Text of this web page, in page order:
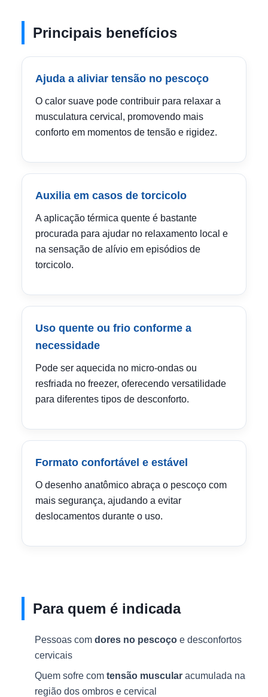
Principais benefícios
Ajuda a aliviar tensão no pescoço
O calor suave pode contribuir para relaxar a
musculatura cervical, promovendo mais
conforto em momentos de tensão e rigidez.
Auxilia em casos de torcicolo
A aplicação térmica quente é bastante
procurada para ajudar no relaxamento local e
na sensação de alívio em episódios de
torcicolo.
Uso quente ou frio conforme a
necessidade
Pode ser aquecida no micro-ondas ou
resfriada no freezer, oferecendo versatilidade
para diferentes tipos de desconforto.
Formato confortável e estável
O desenho anatômico abraça o pescoço com
mais segurança, ajudando a evitar
deslocamentos durante o uso.
Para quem é indicada
Pessoas com dores no pescoço e desconfortos
cervicais
Quem sofre com tensão muscular acumulada na
região dos ombros e cervical